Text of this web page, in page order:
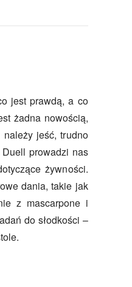
jest prawdą, a co
żadna nowością,
jeść, trudno
prowadzi nas
żywności.
dania, takie jak
z mascarpone i
do słodkości –